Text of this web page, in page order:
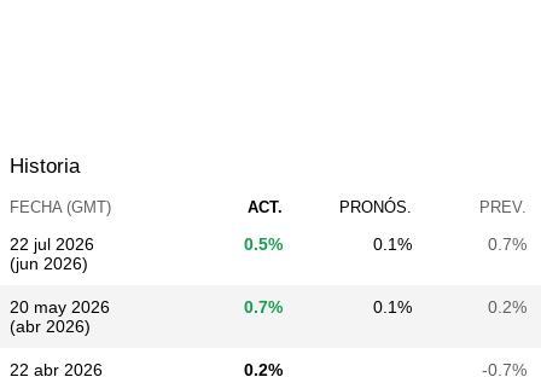
Historia
FECHA (GMT) ACT. PRONÓS. PREV.
22 jul 2026
(jun 2026)
0.5% 0.1% 0.7%
20 may 2026
(abr 2026)
0.7% 0.1% 0.2%
22 abr 2026 0.2% -0.7%